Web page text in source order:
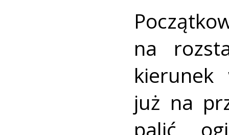
na
kierunek
już na
palić